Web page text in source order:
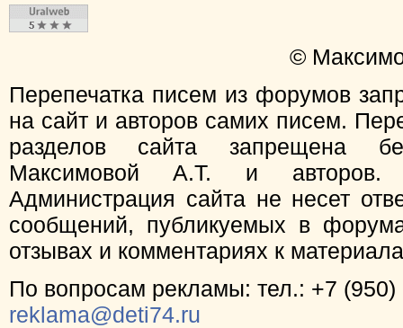
©
Перепечатка писем из форумов
на сайт и авторов самих писем.
разделов сайта запрещена
Максимовой А.Т. и
Администрация сайта не несет
сообщений, публикуемых в
отзывах и комментариях к
По вопросам рекламы: тел.: +7 (950)
reklama@deti74.ru